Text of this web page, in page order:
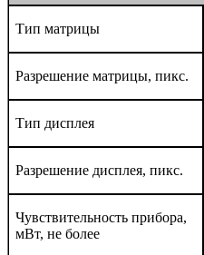
Тип матрицы
Разрешение матрицы, пикс.
Тип дисплея
Разрешение дисплея, пикс.
Чувствительность прибора,
мВт, не более